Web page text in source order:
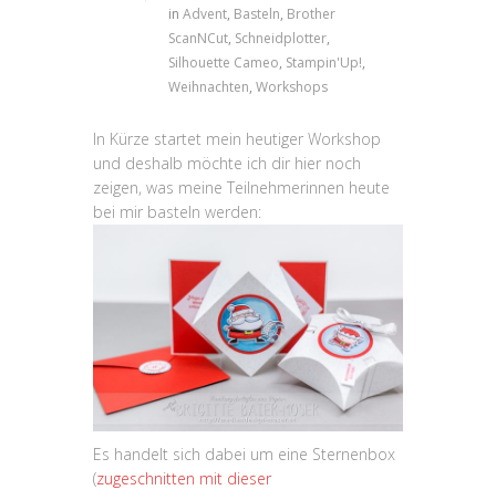
in Advent, Basteln, Brother
ScanNCut, Schneidplotter,
Silhouette Cameo, Stampin'Up!,
Weihnachten, Workshops
In Kürze startet mein heutiger Workshop
und deshalb möchte ich dir hier noch
zeigen, was meine Teilnehmerinnen heute
bei mir basteln werden:
Es handelt sich dabei um eine Sternenbox
(zugeschnitten mit dieser